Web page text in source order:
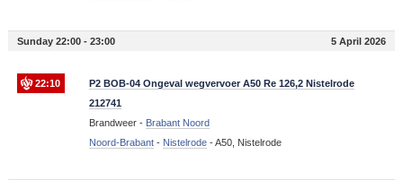
Sunday 22:00 - 23:00 5 April 2026
22:10
P2 BOB-04 Ongeval wegvervoer A50 Re 126,2 Nistelrode
212741
Brandweer - Brabant Noord
Noord-Brabant- Nistelrode-A50, Nistelrode